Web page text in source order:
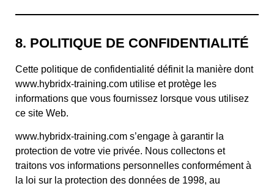
8. POLITIQUE DE CONFIDENTIALITÉ
Cette politique de confidentialité définit la manière dont
www.hybridx-training.com utilise et protège les
informations que vous fournissez lorsque vous utilisez
ce site Web.
www.hybridx-training.com s’engage à garantir la
protection de votre vie privée. Nous collectons et
traitons vos informations personnelles conformément à
la loi sur la protection des données de 1998, au